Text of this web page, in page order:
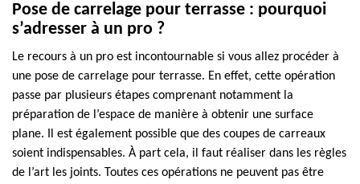
Pose de carrelage pour terrasse : pourquoi
s’adresser à un pro ?
Le recours à un pro est incontournable si vous allez procéder à
une pose de carrelage pour terrasse. En effet, cette opération
passe par plusieurs étapes comprenant notamment la
préparation de l’espace de manière à obtenir une surface
plane. Il est également possible que des coupes de carreaux
soient indispensables. À part cela, il faut réaliser dans les règles
de l’art les joints. Toutes ces opérations ne peuvent pas être